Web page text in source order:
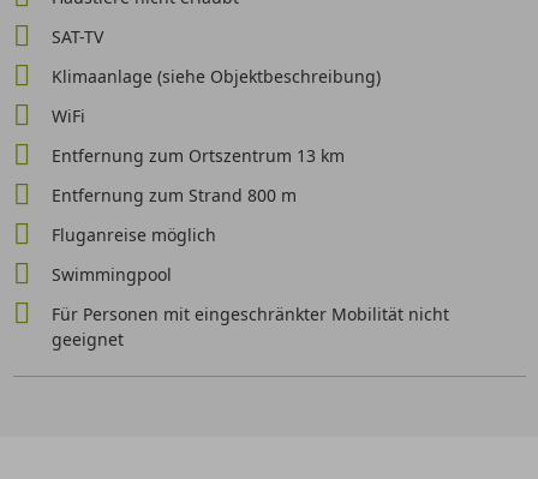
SAT-TV
Klimaanlage (siehe Objektbeschreibung)
WiFi
Entfernung zum Ortszentrum 13 km
Entfernung zum Strand 800 m
Fluganreise möglich
Swimmingpool
Für Personen mit eingeschränkter Mobilität nicht
geeignet